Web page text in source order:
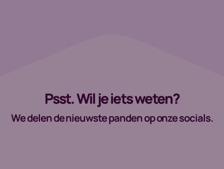
Psst. Wil je iets weten?
We delen de nieuwste panden op onze socials.